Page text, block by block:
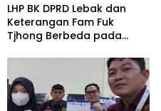
LHP BK DPRD Lebak dan
Keterangan Fam Fuk
Tjhong Berbeda pada
Pembuktian Masih
Berlangsung di Polda
Banten ujar Revan FERADI
WPI